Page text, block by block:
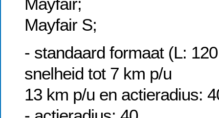
Mayfair S;
- standaard formaat (L:
snelheid tot 7 km p/
13 km p/u en actieradius: